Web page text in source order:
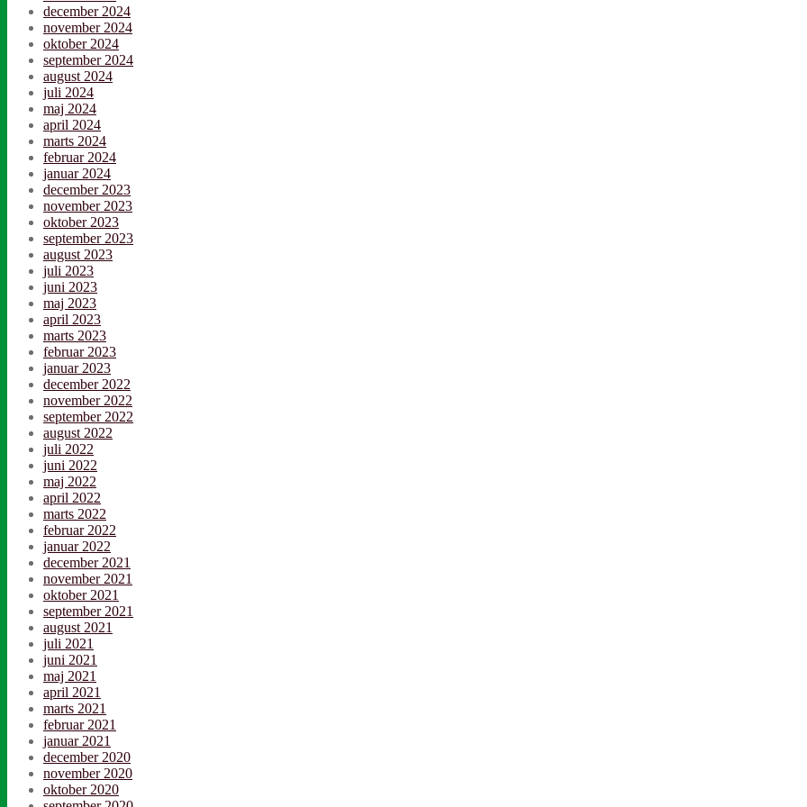
december 2024
november 2024
oktober 2024
september 2024
august 2024
juli 2024
maj 2024
april 2024
marts 2024
februar 2024
januar 2024
december 2023
november 2023
oktober 2023
september 2023
august 2023
juli 2023
juni 2023
maj 2023
april 2023
marts 2023
februar 2023
januar 2023
december 2022
november 2022
september 2022
august 2022
juli 2022
juni 2022
maj 2022
april 2022
marts 2022
februar 2022
januar 2022
december 2021
november 2021
oktober 2021
september 2021
august 2021
juli 2021
juni 2021
maj 2021
april 2021
marts 2021
februar 2021
januar 2021
december 2020
november 2020
oktober 2020